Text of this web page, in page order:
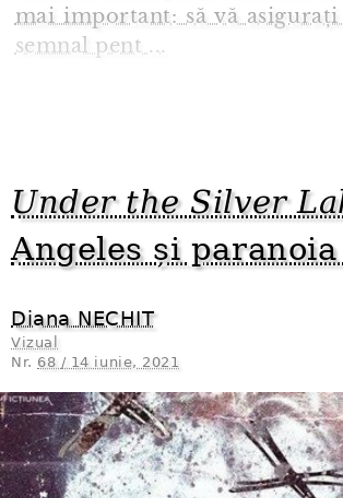
mai important: să vă
semnal pent ...
Under the Silver
Angeles și
Diana NECHIT
Vizual
Nr. 68 / 14 iunie, 2021